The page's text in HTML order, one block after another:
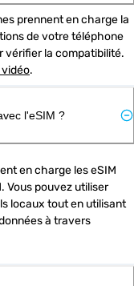
prennent en charge la
de votre téléphone
vérifier la compatibilité.
.
l'eSIM ?
en charge les eSIM
Vous pouvez utiliser
locaux tout en utilisant
à travers